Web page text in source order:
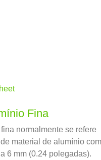
Fina
normalmente se refere
material de alumínio com
6 mm (0.24 polegadas).